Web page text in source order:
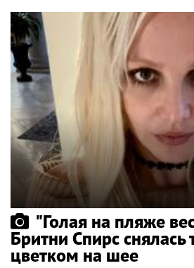
"Голая на пляже
Бритни Спирс снялась
цветком на шее